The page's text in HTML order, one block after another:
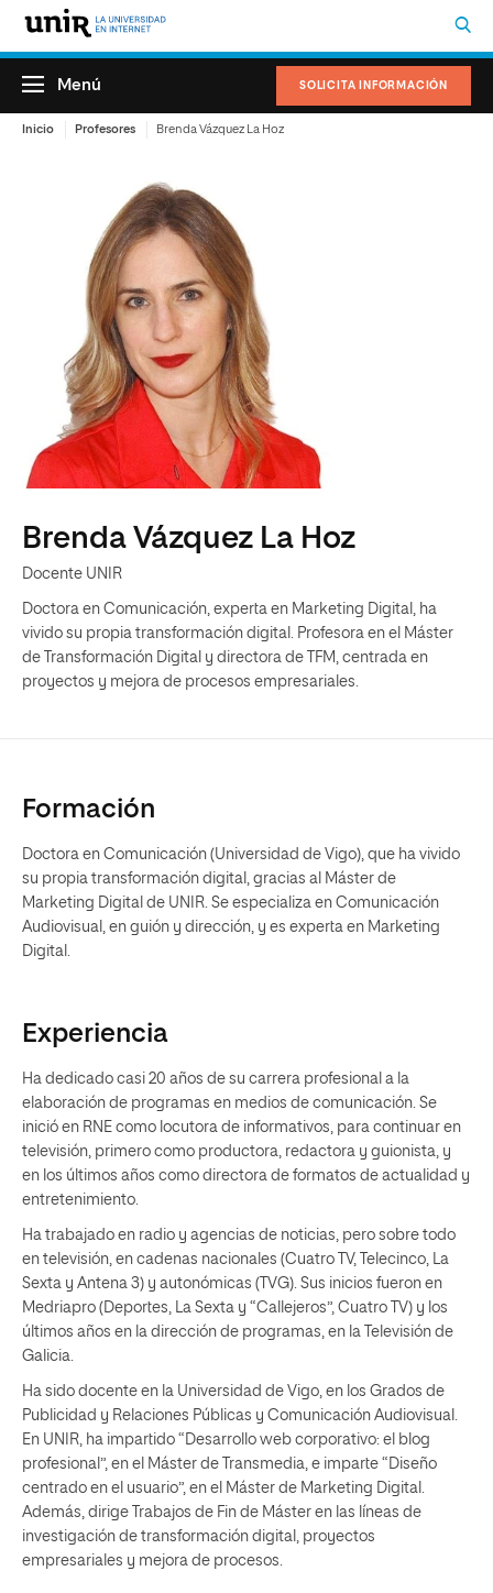
SOLICITA INFORMACIÓN
Menú
Inicio Profesores Brenda Vázquez La Hoz
Brenda Vázquez La Hoz
Docente UNIR
Doctora en Comunicación, experta en Marketing Digital, ha
vivido su propia transformación digital. Profesora en el Máster
de Transformación Digital y directora de TFM, centrada en
proyectos y mejora de procesos empresariales.
Formación
Doctora en Comunicación (Universidad de Vigo), que ha vivido
su propia transformación digital, gracias al Máster de
Marketing Digital de UNIR. Se especializa en Comunicación
Audiovisual, en guión y dirección, y es experta en Marketing
Digital.
Experiencia
Ha dedicado casi 20 años de su carrera profesional a la
elaboración de programas en medios de comunicación. Se
inició en RNE como locutora de informativos, para continuar en
televisión, primero como productora, redactora y guionista, y
en los últimos años como directora de formatos de actualidad y
entretenimiento.
Ha trabajado en radio y agencias de noticias, pero sobre todo
en televisión, en cadenas nacionales (Cuatro TV, Telecinco, La
Sexta y Antena 3) y autonómicas (TVG). Sus inicios fueron en
Medriapro (Deportes, La Sexta y “Callejeros”, Cuatro TV) y los
últimos años en la dirección de programas, en la Televisión de
Galicia.
Ha sido docente en la Universidad de Vigo, en los Grados de
Publicidad y Relaciones Públicas y Comunicación Audiovisual.
En UNIR, ha impartido “Desarrollo web corporativo: el blog
profesional”, en el Máster de Transmedia, e imparte “Diseño
centrado en el usuario”, en el Máster de Marketing Digital.
Además, dirige Trabajos de Fin de Máster en las líneas de
investigación de transformación digital, proyectos
empresariales y mejora de procesos.